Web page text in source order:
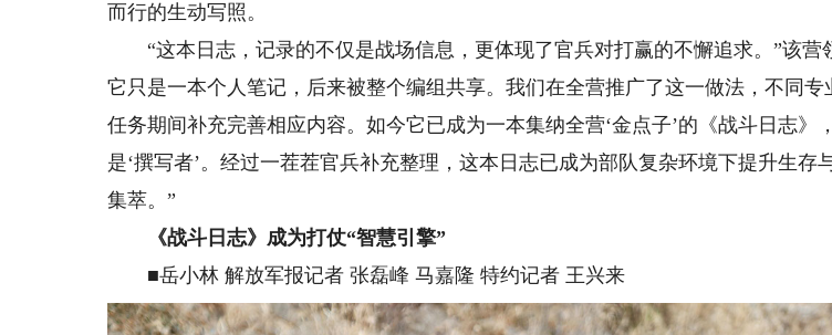
而行的生动写照。
“这本日志，记录的不仅是战场信息，更体现了官兵对打赢的不懈追求。”该营
它只是一本个人笔记，后来被整个编组共享。我们在全营推广了这一做法，不同专
任务期间补充完善相应内容。如今它已成为一本集纳全营‘金点子’的《战斗日志》
是‘撰写者’。经过一茬茬官兵补充整理，这本日志已成为部队复杂环境下提升生存
集萃。”
《战斗日志》成为打仗“智慧引擎”
■岳小林 解放军报记者 张磊峰 马嘉隆 特约记者 王兴来